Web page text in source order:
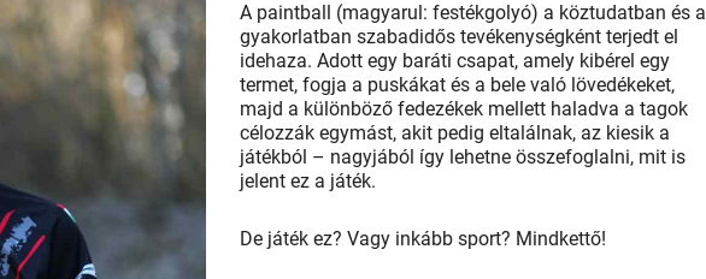
A paintball (magyarul: festékgolyó) a köztudatban és a
gyakorlatban szabadidős tevékenységként terjedt el
idehaza. Adott egy baráti csapat, amely kibérel egy
termet, fogja a puskákat és a bele való lövedékeket,
majd a különböző fedezékek mellett haladva a tagok
célozzák egymást, akit pedig eltalálnak, az kiesik a
játékból – nagyjából így lehetne összefoglalni, mit is
jelent ez a játék.
De játék ez? Vagy inkább sport? Mindkettő!